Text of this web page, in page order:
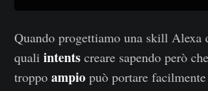
Quando progettiamo una skill Alexa
quali intents creare sapendo però
troppo ampio può portare